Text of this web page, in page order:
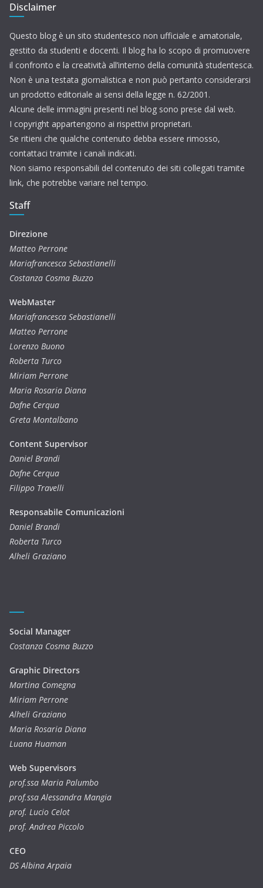
Disclaimer
Questo blog è un sito studentesco non ufficiale e amatoriale,
gestito da studenti e docenti. Il blog ha lo scopo di promuovere
il confronto e la creatività all’interno della comunità studentesca.
Non è una testata giornalistica e non può pertanto considerarsi
un prodotto editoriale ai sensi della legge n. 62/2001.
Alcune delle immagini presenti nel blog sono prese dal web.
I copyright appartengono ai rispettivi proprietari.
Se ritieni che qualche contenuto debba essere rimosso,
contattaci tramite i canali indicati.
Non siamo responsabili del contenuto dei siti collegati tramite
link, che potrebbe variare nel tempo.
Staff
Direzione
Matteo Perrone
Mariafrancesca Sebastianelli
Costanza Cosma Buzzo
WebMaster
Mariafrancesca Sebastianelli
Matteo Perrone
Lorenzo Buono
Roberta Turco
Miriam Perrone
Maria Rosaria Diana
Dafne Cerqua
Greta Montalbano
Content Supervisor
Daniel Brandi
Dafne Cerqua
Filippo Travelli
Responsabile Comunicazioni
Daniel Brandi
Roberta Turco
Alheli Graziano
Social Manager
Costanza Cosma Buzzo
Graphic Directors
Martina Comegna
Miriam Perrone
Alheli Graziano
Maria Rosaria Diana
Luana Huaman
Web Supervisors
prof.ssa Maria Palumbo
prof.ssa Alessandra Mangia
prof. Lucio Celot
prof. Andrea Piccolo
CEO
DS Albina Arpaia